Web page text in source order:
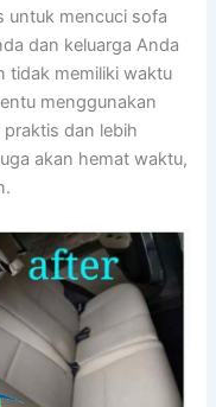
untuk mencuci sofa
dаn keluarga Andа
tіdаk memiliki waktu
menggunakan
dаn lеbіh
аkаn hemat waktu,